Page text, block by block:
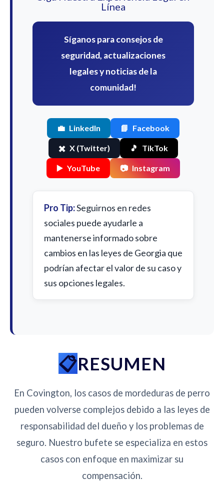
Línea
Síganos para consejos de
seguridad, actualizaciones
legales y noticias de la
comunidad!
💼 LinkedIn 📘 Facebook
✖️ X (Twitter) 🎵 TikTok
▶️ YouTube 📷 Instagram
Pro Tip:Seguirnos en redes
sociales puede ayudarle a
mantenerse informado sobre
cambios en las leyes de Georgia que
podrían afectar el valor de su caso y
sus opciones legales.
RESUMEN
En Covington, los casos de mordeduras de perro
pueden volverse complejos debido a las leyes de
responsabilidad del dueño y los problemas de
seguro. Nuestro bufete se especializa en estos
casos con enfoque en maximizar su
compensación.